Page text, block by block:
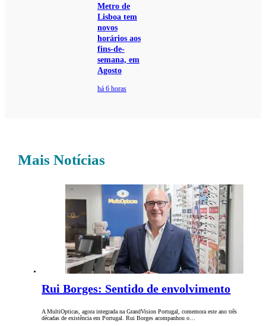
Metro de
Lisboa tem
novos
horários aos
fins-de-
semana, em
Agosto
há 6 horas
Mais Notícias
Rui Borges: Sentido de envolvimento
A MultiOpticas, agora integrada na GrandVision Portugal, comemora este ano três
décadas de existência em Portugal. Rui Borges acompanhou o…